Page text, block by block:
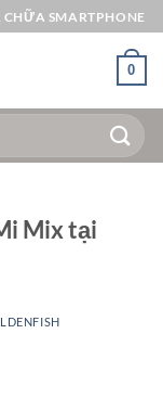
SMARTPHONE
0
Mix tại